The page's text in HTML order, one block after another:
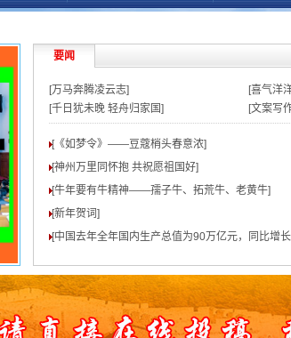
要闻
[万马奔腾凌云志]
[喜气洋
[千日犹未晚 轻舟归家国]
[文案写
[《如梦令》——豆蔻梢头春意浓]
[神州万里同怀抱 共祝愿祖国好]
[牛年要有牛精神——孺子牛、拓荒牛、老黄牛]
[新年贺词]
[中国去年全年国内生产总值为90万亿元，同比增